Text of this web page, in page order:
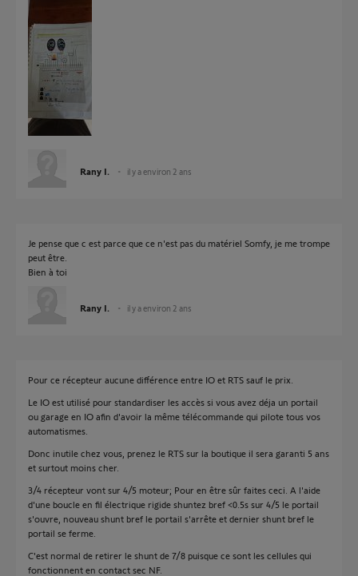
Rany I. il y a environ 2 ans
Je pense que c est parce que ce n'est pas du matériel Somfy, je me trompe
peut être.
Bien à toi
Rany I. il y a environ 2 ans
Pour ce récepteur aucune différence entre IO et RTS sauf le prix.
Le IO est utilisé pour standardiser les accès si vous avez déja un portail
ou garage en IO afin d'avoir la même télécommande qui pilote tous vos
automatismes.
Donc inutile chez vous, prenez le RTS sur la boutique il sera garanti 5 ans
et surtout moins cher.
3/4 récepteur vont sur 4/5 moteur; Pour en être sûr faites ceci. A l'aide
d'une boucle en fil électrique rigide shuntez bref <0.5s sur 4/5 le portail
s'ouvre, nouveau shunt bref le portail s'arrête et dernier shunt bref le
portail se ferme.
C'est normal de retirer le shunt de 7/8 puisque ce sont les cellules qui
fonctionnent en contact sec NF.